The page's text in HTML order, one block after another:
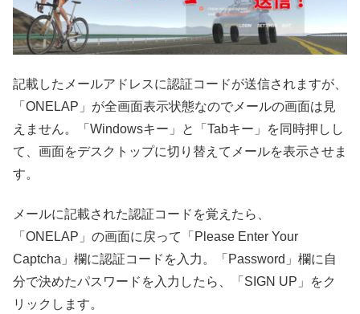
記載したメールアドレスに認証コードが送信されますが、
「ONELAP」が全画面表示状態なのでメールの画面は見
えません。「Windowsキー」と「Tabキー」を同時押しし
て、画面をデスクトップに切り替えてメールを表示させま
す。
メールに記載された認証コードを覚えたら、
「ONELAP」の画面に戻って「Please Enter Your
Captcha」欄に認証コードを入力。「Password」欄に自
分で決めたパスワードを入力したら、「SIGN UP」をク
リックします。